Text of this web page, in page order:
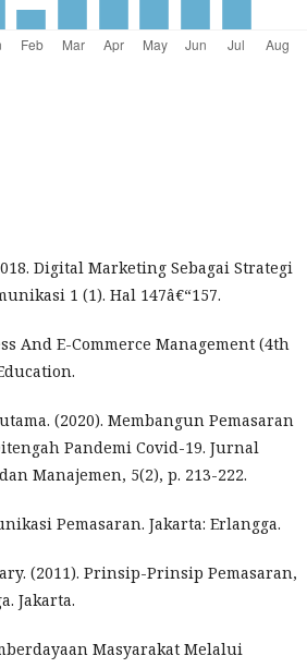
Digital Marketing Sebagai Strategi
1 (1). Hal 147â€“157.
And E-Commerce Management (4th
(2020). Membangun Pemasaran
Pandemi Covid-19. Jurnal
Manajemen, 5(2), p. 213-222.
Pemasaran. Jakarta: Erlangga.
(2011). Prinsip-Prinsip Pemasaran,
Jakarta.
Masyarakat Melalui